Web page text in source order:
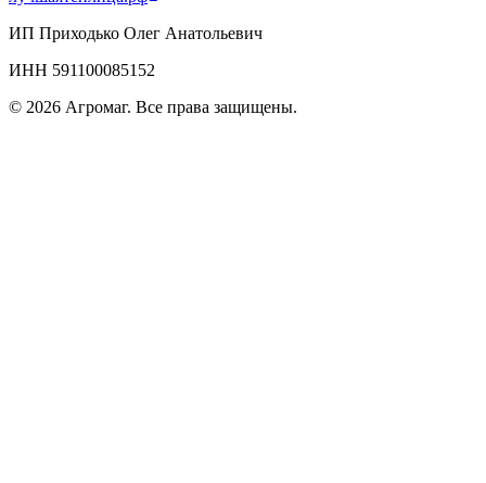
ИП Приходько Олег Анатольевич
ИНН 591100085152
© 2026 Агромаг. Все права защищены.